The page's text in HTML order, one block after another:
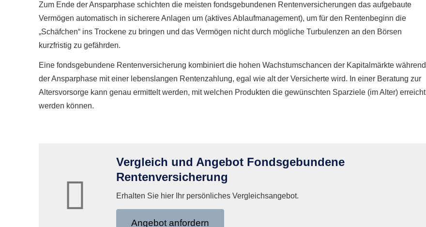
Zum Ende der Ansparphase schichten die meisten fondsgebundenen Rentenversicherungen das aufgebaute
Vermögen automatisch in sicherere Anlagen um (aktives Ablaufmanagement), um für den Rentenbeginn die
„Schäfchen“ ins Trockene zu bringen und das Vermögen nicht durch mögliche Turbulenzen an den Börsen
kurzfristig zu gefährden.
Eine fondsgebundene Rentenversicherung kombiniert die hohen Wachstumschancen der Kapitalmärkte während
der Ansparphase mit einer lebenslangen Rentenzahlung, egal wie alt der Versicherte wird. In einer Beratung zur
Alters­vorsorge kann genau ermittelt werden, mit welchen Produkten die gewünschten Sparziele (im Alter) erreicht
werden können.
Vergleich und Angebot Fondsgebundene
Rentenversicherung
Erhalten Sie hier Ihr persönliches Vergleichsangebot.
An­ge­bot an­for­dern